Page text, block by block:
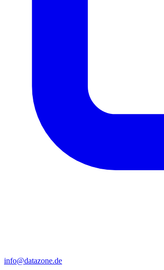
info@datazone.de